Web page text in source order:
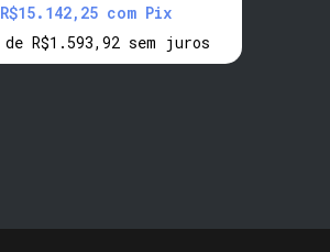
R$15.142,25 com Pix
de R$1.593,92 sem juros